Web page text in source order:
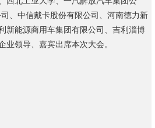
、中信戴卡股份有限公司、河南德力新
新能源商用车集团有限公司、吉利淄博
领导、嘉宾出席本次大会。